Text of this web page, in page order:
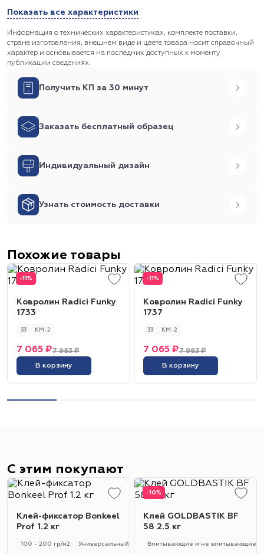
Показать все характеристики
Информация о технических характеристиках, комплекте поставки,
стране изготовления, внешнем виде и цвете товара носит справочный
характер и основывается на последних доступных к моменту
публикации сведениях.
Получить КП за 30 минут
Заказать бесплатный образец
Индивидуальный дизайн
Узнать стоимость доставки
Похожие товары
-11%
Ковролин Radici Funky
1733
33 КМ-2
7 983 ₽
7 065 ₽
В корзину
-11%
Ковролин Radici Funky
1737
33 КМ-2
7 983 ₽
7 065 ₽
В корзину
С этим покупают
Клей-фиксатор Bonkeel
Prof 1.2 кг
100 - 200 гр/м2 Универсальный
-10%
Клей GOLDBASTIK BF
58 2.5 кг
Впитывающие и не впитывающие